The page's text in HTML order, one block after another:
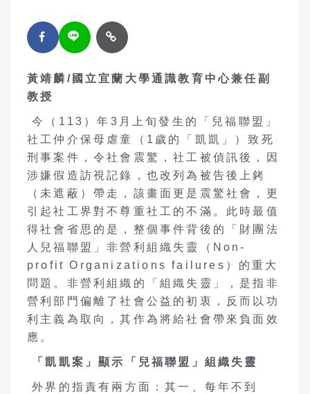
黃靖麟 / 國立宜蘭大學通識教育中心兼任副
教授
今（113）年3月上旬發生的「兒福聯盟」
社工仲介保母虐童（1歲的「凱凱」）致死
刑事案件，令社會震驚，社工被偵訊後，因
涉嫌假造訪視記錄，也改列為被告後上銬
（未遮蔽）帶走，該畫面更是震驚社會，更
引起社工界對不尊重社工的不滿。此時最值
得社會省思的是，整個事件背後的「財團法
人兒福聯盟」非營利組織失靈（Non-
profit Organizations failures）的重大
問題。非營利組織的「組織失靈」，是指非
營利部門偏離了社會公益的初衷，反而以功
利主義為取向，其作為將給社會帶來負面效
應。
「凱凱案」顯示「兒福聯盟」組織失靈
外界的指責有兩方面：其一、每年不到